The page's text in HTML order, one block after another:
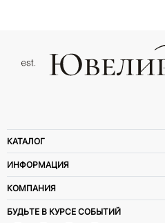
КАТАЛОГ
ИНФОРМАЦИЯ
КОМПАНИЯ
БУДЬТЕ В КУРСЕ СОБЫТИЙ